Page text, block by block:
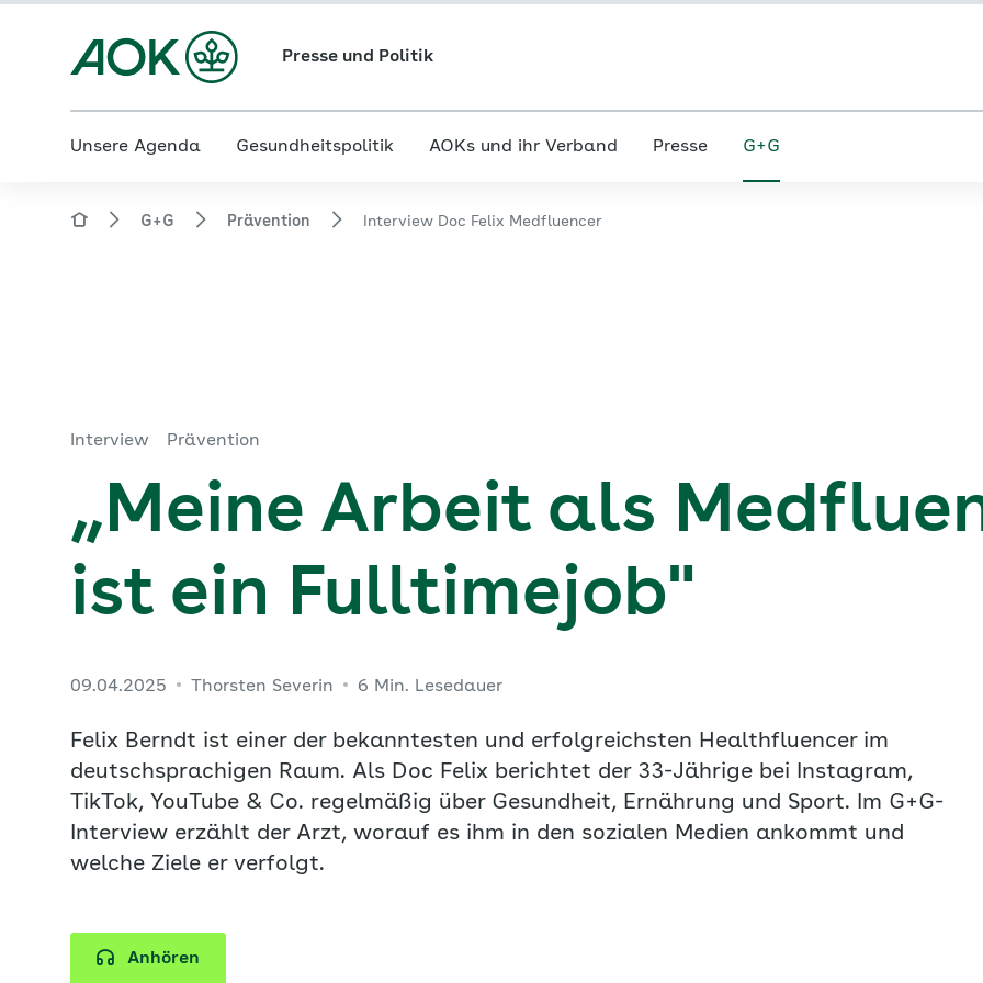
Presse und Politik
Unsere Agenda Gesundheitspolitik AOKs und ihr Verband Presse G+G
G+G Prävention Interview Doc Felix Medfluencer
Interview Prävention
„Meine Arbeit als
ist ein Fulltimejob"
09.04.2025 Thorsten Severin 6 Min. Lesedauer
Felix Berndt ist einer der bekanntesten und erfolgreichsten Healthfluencer im
deutschsprachigen Raum. Als Doc Felix berichtet der 33-Jährige bei Instagram,
TikTok, YouTube & Co. regelmäßig über Gesundheit, Ernährung und Sport. Im G+G-
Interview erzählt der Arzt, worauf es ihm in den sozialen Medien ankommt und
welche Ziele er verfolgt.
Anhören